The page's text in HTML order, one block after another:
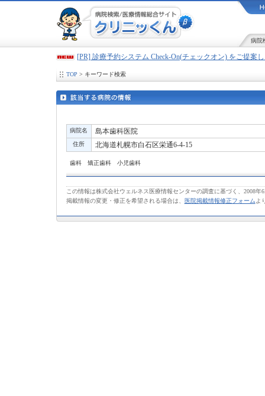
病院
[PR] 診療予約システム Check-On(チェックオン) をご提案
TOP > キーワード検索
病院名 島本歯科医院
住所 北海道札幌市白石区栄通6-4-15
歯科 矯正歯科 小児歯科
この情報は株式会社ウェルネス医療情報センターの調査に基づく、2008年
掲載情報の変更・修正を希望される場合は、
医院掲載情報修正フォーム よ